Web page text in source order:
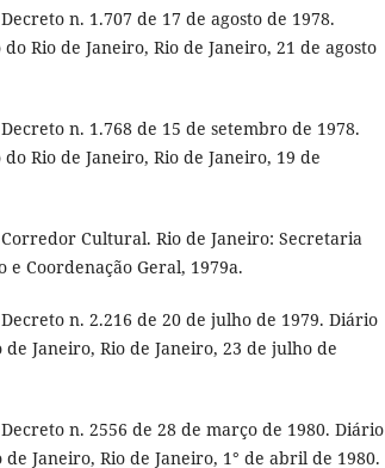
n. 1.707 de 17 de agosto de 1978.
Rio de Janeiro, Rio de Janeiro, 21 de agosto
n. 1.768 de 15 de setembro de 1978.
Rio de Janeiro, Rio de Janeiro, 19 de
Corredor Cultural. Rio de Janeiro: Secretaria
Coordenação Geral, 1979a.
Decreto n. 2.216 de 20 de julho de 1979. Diário
Janeiro, Rio de Janeiro, 23 de julho de
Decreto n. 2556 de 28 de março de 1980. Diário
Janeiro, Rio de Janeiro, 1° de abril de 1980.